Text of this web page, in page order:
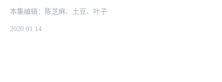
本集编辑：陈芝麻、土豆、叶子
2020.01.14